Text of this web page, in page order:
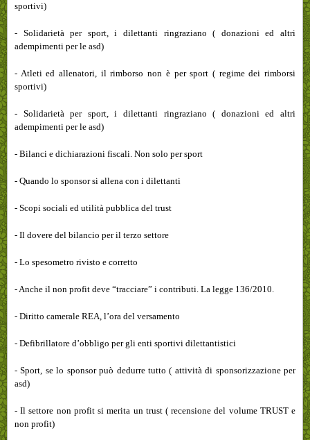
sportivi)
- Solidarietà per sport, i dilettanti ringraziano ( donazioni ed altri
adempimenti per le asd)
- Atleti ed allenatori, il rimborso non è per sport ( regime dei rimborsi
sportivi)
- Solidarietà per sport, i dilettanti ringraziano ( donazioni ed altri
adempimenti per le asd)
- Bilanci e dichiarazioni fiscali. Non solo per sport
- Quando lo sponsor si allena con i dilettanti
- Scopi sociali ed utilità pubblica del trust
- Il dovere del bilancio per il terzo settore
- Lo spesometro rivisto e corretto
- Anche il non profit deve “tracciare” i contributi. La legge 136/2010.
- Diritto camerale REA, l’ora del versamento
- Defibrillatore d’obbligo per gli enti sportivi dilettantistici
- Sport, se lo sponsor può dedurre tutto ( attività di sponsorizzazione per
asd)
- Il settore non profit si merita un trust ( recensione del volume TRUST e
non profit)